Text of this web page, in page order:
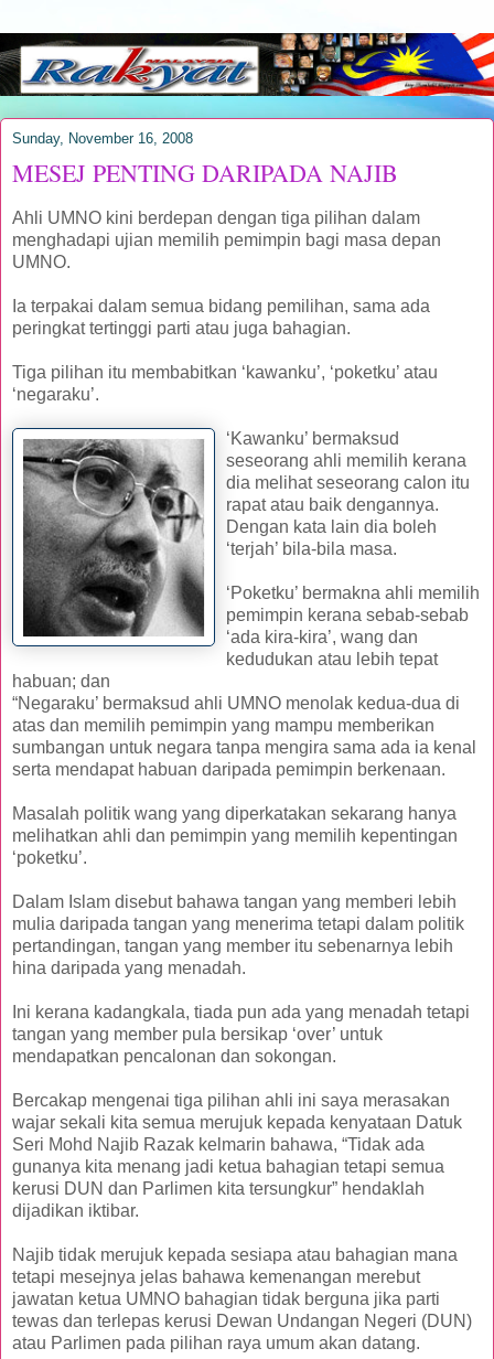
Sunday, November 16, 2008
MESEJ PENTING DARIPADA NAJIB
Ahli UMNO kini berdepan dengan tiga pilihan dalam
menghadapi ujian memilih pemimpin bagi masa depan
UMNO.
Ia terpakai dalam semua bidang pemilihan, sama ada
peringkat tertinggi parti atau juga bahagian.
Tiga pilihan itu membabitkan ‘kawanku’, ‘poketku’ atau
‘negaraku’.
‘Kawanku’ bermaksud
seseorang ahli memilih kerana
dia melihat seseorang calon itu
rapat atau baik dengannya.
Dengan kata lain dia boleh
‘terjah’ bila-bila masa.
‘Poketku’ bermakna ahli memilih
pemimpin kerana sebab-sebab
‘ada kira-kira’, wang dan
kedudukan atau lebih tepat
habuan; dan
“Negaraku’ bermaksud ahli UMNO menolak kedua-dua di
atas dan memilih pemimpin yang mampu memberikan
sumbangan untuk negara tanpa mengira sama ada ia kenal
serta mendapat habuan daripada pemimpin berkenaan.
Masalah politik wang yang diperkatakan sekarang hanya
melihatkan ahli dan pemimpin yang memilih kepentingan
‘poketku’.
Dalam Islam disebut bahawa tangan yang memberi lebih
mulia daripada tangan yang menerima tetapi dalam politik
pertandingan, tangan yang member itu sebenarnya lebih
hina daripada yang menadah.
Ini kerana kadangkala, tiada pun ada yang menadah tetapi
tangan yang member pula bersikap ‘over’ untuk
mendapatkan pencalonan dan sokongan.
Bercakap mengenai tiga pilihan ahli ini saya merasakan
wajar sekali kita semua merujuk kepada kenyataan Datuk
Seri Mohd Najib Razak kelmarin bahawa, “Tidak ada
gunanya kita menang jadi ketua bahagian tetapi semua
kerusi DUN dan Parlimen kita tersungkur” hendaklah
dijadikan iktibar.
Najib tidak merujuk kepada sesiapa atau bahagian mana
tetapi mesejnya jelas bahawa kemenangan merebut
jawatan ketua UMNO bahagian tidak berguna jika parti
tewas dan terlepas kerusi Dewan Undangan Negeri (DUN)
atau Parlimen pada pilihan raya umum akan datang.